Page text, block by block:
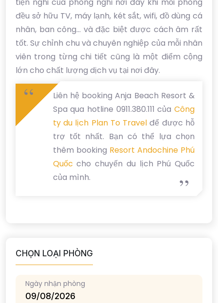
tiện nghi của phòng nghỉ nơi đây khi mỗi phòng
đều sở hữu TV, máy lạnh, két sắt, wifi, đồ dùng cá
nhân, ban công... và đặc biệt được cách âm rất
tốt. Sự chỉnh chu và chuyên nghiệp của mỗi nhân
viên trong từng chi tiết cũng là một điểm cộng
lớn cho chất lượng dịch vụ tại nơi đây.
Liên hệ booking Anja Beach Resort &
Spa qua hotline 0911.380.111 của Công
ty du lịch Plan To Travel để được hỗ
trợ tốt nhất. Bạn có thể lựa chọn
thêm booking Resort Andochine Phú
Quốc cho chuyến du lịch Phú Quốc
của mình.
CHỌN LOẠI PHÒNG
Ngày nhận phòng